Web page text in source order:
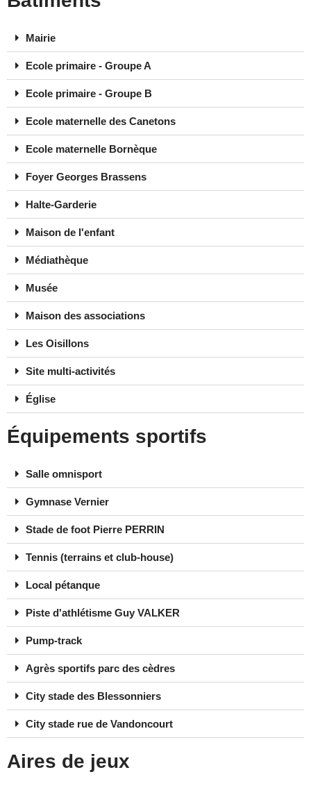
Mairie
Ecole primaire - Groupe A
Ecole primaire - Groupe B
Ecole maternelle des Canetons
Ecole maternelle Bornèque
Foyer Georges Brassens
Halte-Garderie
Maison de l'enfant
Médiathèque
Musée
Maison des associations
Les Oisillons
Site multi-activités
Église
Équipements sportifs
Salle omnisport
Gymnase Vernier
Stade de foot Pierre PERRIN
Tennis (terrains et club-house)
Local pétanque
Piste d'athlétisme Guy VALKER
Pump-track
Agrès sportifs parc des cèdres
City stade des Blessonniers
City stade rue de Vandoncourt
Aires de jeux